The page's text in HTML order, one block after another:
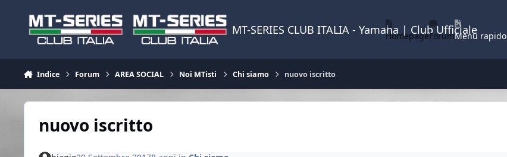
MT-SERIES CLUB ITALIA - Yamaha | Club Ufficiale
HomepageForumMenu rapido
Indice Forum AREA SOCIAL Noi MTisti Chi siamo nuovo iscritto
nuovo iscritto